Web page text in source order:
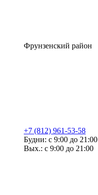
Фрунзенский район
+7 (812) 961-53-58
Будни: с 9:00 до 21:00
Вых.: с 9:00 до 21:00